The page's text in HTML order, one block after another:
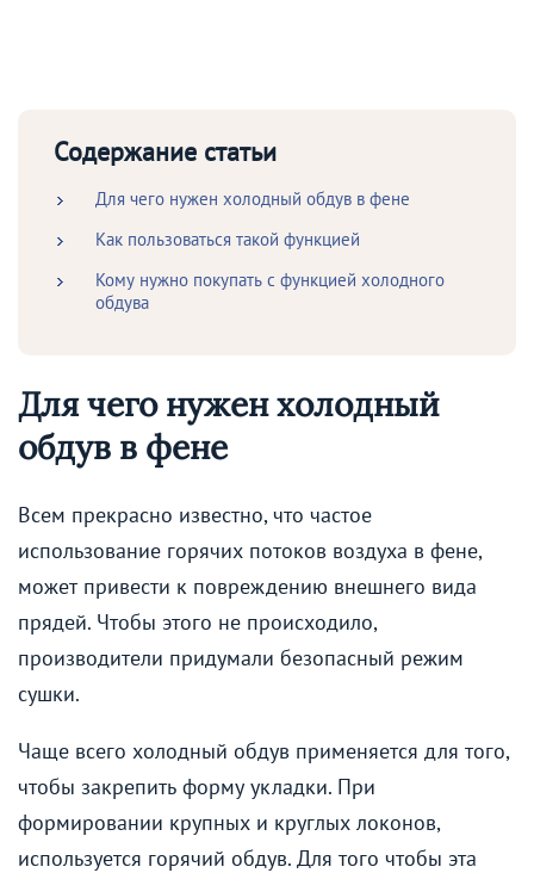
Содержание статьи
Для чего нужен холодный обдув в фене
Как пользоваться такой функцией
Кому нужно покупать с функцией холодного
обдува
Для чего нужен холодный
обдув в фене
Всем прекрасно известно, что частое
использование горячих потоков воздуха в фене,
может привести к повреждению внешнего вида
прядей. Чтобы этого не происходило,
производители придумали безопасный режим
сушки.
Чаще всего холодный обдув применяется для того,
чтобы закрепить форму укладки. При
формировании крупных и круглых локонов,
используется горячий обдув. Для того чтобы эта